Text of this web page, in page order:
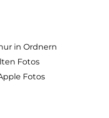
in Ordnern
Fotos
Fotos